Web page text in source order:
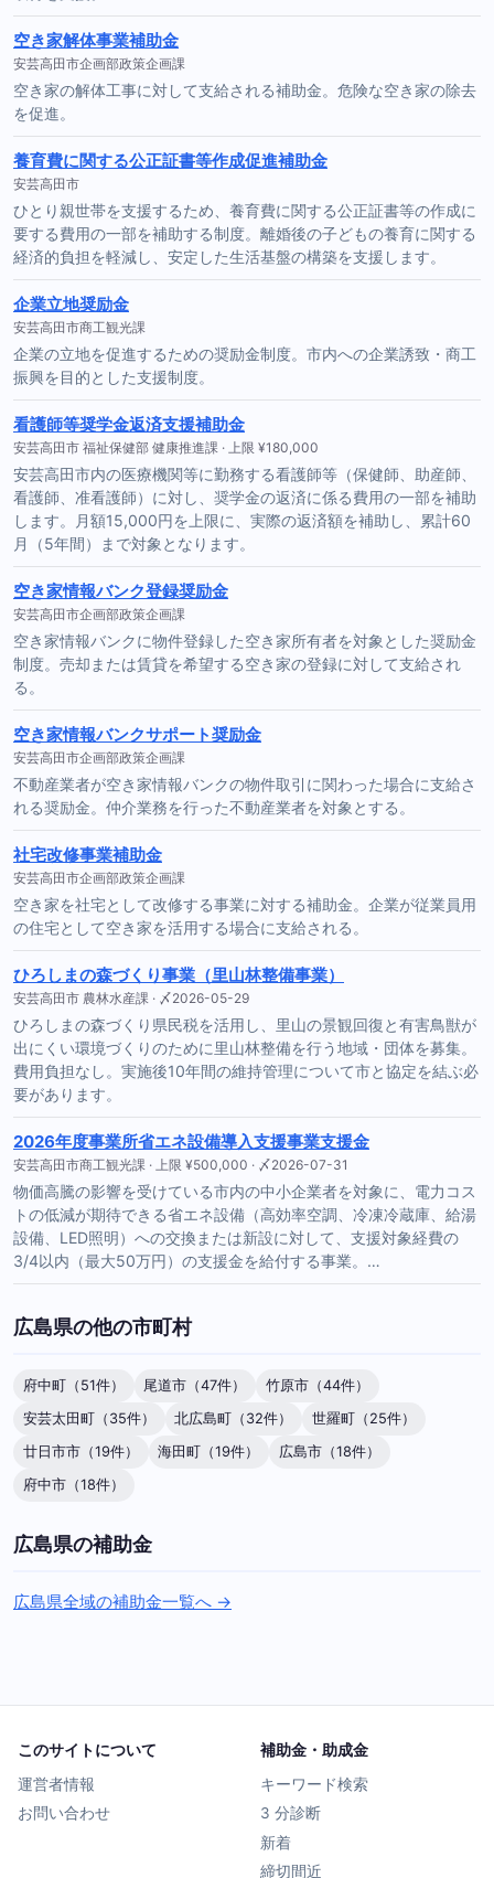
空き家解体事業補助金
安芸高田市企画部政策企画課
空き家の解体工事に対して支給される補助金。危険な空き家の除去
を促進。
養育費に関する公正証書等作成促進補助金
安芸高田市
ひとり親世帯を支援するため、養育費に関する公正証書等の作成に
要する費用の一部を補助する制度。離婚後の子どもの養育に関する
経済的負担を軽減し、安定した生活基盤の構築を支援します。
企業立地奨励金
安芸高田市商工観光課
企業の立地を促進するための奨励金制度。市内への企業誘致・商工
振興を目的とした支援制度。
看護師等奨学金返済支援補助金
安芸高田市 福祉保健部 健康推進課 · 上限 ¥180,000
安芸高田市内の医療機関等に勤務する看護師等（保健師、助産師、
看護師、准看護師）に対し、奨学金の返済に係る費用の一部を補助
します。月額15,000円を上限に、実際の返済額を補助し、累計60
月（5年間）まで対象となります。
空き家情報バンク登録奨励金
安芸高田市企画部政策企画課
空き家情報バンクに物件登録した空き家所有者を対象とした奨励金
制度。売却または賃貸を希望する空き家の登録に対して支給され
る。
空き家情報バンクサポート奨励金
安芸高田市企画部政策企画課
不動産業者が空き家情報バンクの物件取引に関わった場合に支給さ
れる奨励金。仲介業務を行った不動産業者を対象とする。
社宅改修事業補助金
安芸高田市企画部政策企画課
空き家を社宅として改修する事業に対する補助金。企業が従業員用
の住宅として空き家を活用する場合に支給される。
ひろしまの森づくり事業（里山林整備事業）
安芸高田市 農林水産課 · 〆2026-05-29
ひろしまの森づくり県民税を活用し、里山の景観回復と有害鳥獣が
出にくい環境づくりのために里山林整備を行う地域・団体を募集。
費用負担なし。実施後10年間の維持管理について市と協定を結ぶ必
要があります。
2026年度事業所省エネ設備導入支援事業支援金
安芸高田市商工観光課 · 上限 ¥500,000 · 〆2026-07-31
物価高騰の影響を受けている市内の中小企業者を対象に、電力コス
トの低減が期待できる省エネ設備（高効率空調、冷凍冷蔵庫、給湯
設備、LED照明）への交換または新設に対して、支援対象経費の
3/4以内（最大50万円）の支援金を給付する事業。…
広島県の他の市町村
府中町（51件） 尾道市（47件）
竹原市（44件）
安芸太田町（35件）
北広島町（32件）
世羅町（25件）
廿日市市（19件）
海田町（19件）
広島市（18件）
府中市（18件）
広島県の補助金
広島県全域の補助金一覧へ →
このサイトについて
運営者情報
お問い合わせ
補助金・助成金
キーワード検索
3 分診断
新着
締切間近